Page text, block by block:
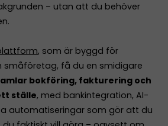
– utan att du behöver
, som är byggd för
få du en smidigare
bokföring, fakturering och
ställe, med bankintegration, AI-
automatiseringar som gör att du